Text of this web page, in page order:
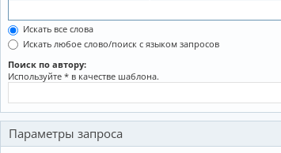
Искать все слова
Искать любое слово/поиск с языком запросов
Поиск по автору:
Используйте * в качестве шаблона.
Параметры запроса